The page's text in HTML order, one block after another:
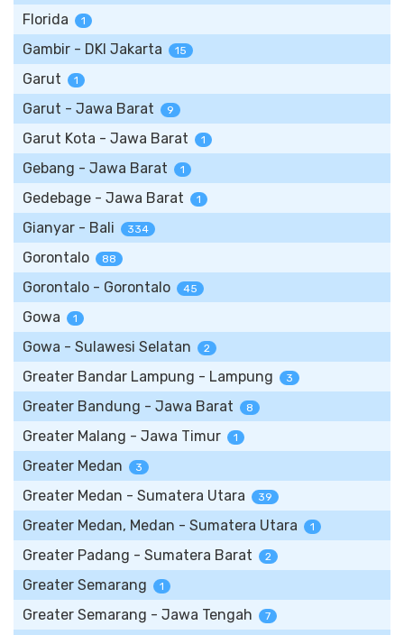
Florida 1
Gambir - DKI Jakarta 15
Garut 1
Garut - Jawa Barat 9
Garut Kota - Jawa Barat 1
Gebang - Jawa Barat 1
Gedebage - Jawa Barat 1
Gianyar - Bali 334
Gorontalo 88
Gorontalo - Gorontalo 45
Gowa 1
Gowa - Sulawesi Selatan 2
Greater Bandar Lampung - Lampung 3
Greater Bandung - Jawa Barat 8
Greater Malang - Jawa Timur 1
Greater Medan 3
Greater Medan - Sumatera Utara 39
Greater Medan, Medan - Sumatera Utara 1
Greater Padang - Sumatera Barat 2
Greater Semarang 1
Greater Semarang - Jawa Tengah 7